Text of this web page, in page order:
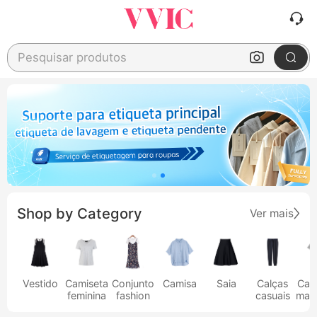
Pesquisar produtos
Shop by Category Ver mais
Vestido
Camiseta
feminina
Conjunto
fashion
Camisa Saia
Calças
casuais